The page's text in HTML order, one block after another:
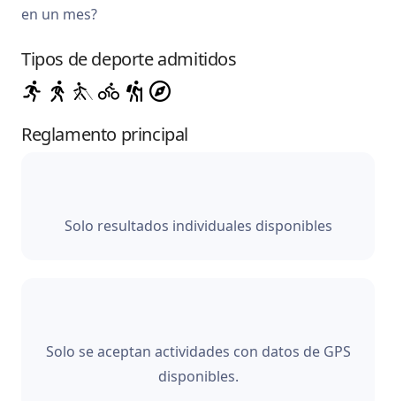
en un mes?
Tipos de deporte admitidos
Reglamento principal
Solo resultados individuales disponibles
Solo se aceptan actividades con datos de GPS
disponibles.